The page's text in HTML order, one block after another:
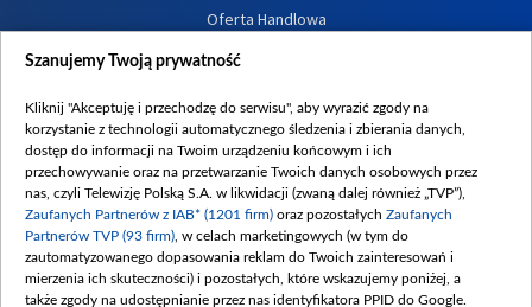
Oferta Handlowa
Dostępność
Procedura zgłoszeń wewnętrznych
Szanujemy Twoją prywatność
Kliknij "Akceptuję i przechodzę do serwisu", aby wyrazić zgody na
korzystanie z technologii automatycznego śledzenia i zbierania danych,
dostęp do informacji na Twoim urządzeniu końcowym i ich
przechowywanie oraz na przetwarzanie Twoich danych osobowych przez
nas, czyli Telewizję Polską S.A. w likwidacji (zwaną dalej również „TVP”),
Zaufanych Partnerów z IAB* (1201 firm) oraz pozostałych Zaufanych
Partnerów TVP (93 firm) , w celach marketingowych (w tym do
zautomatyzowanego dopasowania reklam do Twoich zainteresowań i
mierzenia ich skuteczności) i pozostałych, które wskazujemy poniżej, a
także zgody na udostępnianie przez nas identyfikatora PPID do Google.